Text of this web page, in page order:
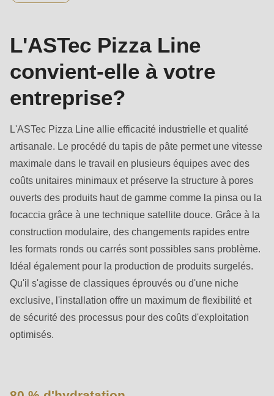
string
deprecated
in
Drupal\rondo_contact\ContactService-
>Drupal\rondo_contact\
{closure}
()
(line
592
of
modules/custom/rondo_contact/src/ContactService.php
Deprecated
function:
mb_substr():
Passing
null
L'ASTec Pizza Line
convient-elle à votre
entreprise?
L'ASTec Pizza Line allie efficacité industrielle et qualité
artisanale. Le procédé du tapis de pâte permet une vitesse
maximale dans le travail en plusieurs équipes avec des
coûts unitaires minimaux et préserve la structure à pores
ouverts des produits haut de gamme comme la pinsa ou la
focaccia grâce à une technique satellite douce. Grâce à la
construction modulaire, des changements rapides entre
les formats ronds ou carrés sont possibles sans problème.
Idéal également pour la production de produits surgelés.
Qu'il s'agisse de classiques éprouvés ou d'une niche
exclusive, l'installation offre un maximum de flexibilité et
de sécurité des processus pour des coûts d'exploitation
optimisés.